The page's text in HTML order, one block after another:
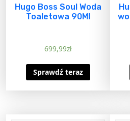
Hugo Boss Soul Woda
Toaletowa 90Ml
699,99zł
Sprawdź teraz